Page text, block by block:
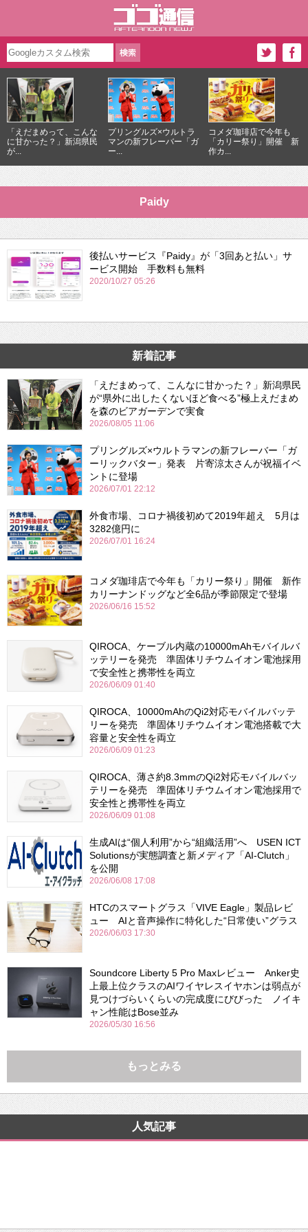
「えだまめって、こんな
に甘かった？」新潟県民
が...
プリングルズ×ウルトラ
マンの新フレーバー「ガ
ー...
コメダ珈琲店で今年も
「カリー祭り」開催 新
作カ...
Paidy
後払いサービス『Paidy』が「3回あと払い」サ
ービス開始 手数料も無料
2020/10/27 05:26
新着記事
「えだまめって、こんなに甘かった？」新潟県民
が“県外に出したくないほど食べる”極上えだまめ
を森のビアガーデンで実食
2026/08/05 11:06
プリングルズ×ウルトラマンの新フレーバー「ガ
ーリックバター」発表 片寄涼太さんが祝福イベ
ントに登場
2026/07/01 22:12
外食市場、コロナ禍後初めて2019年超え 5月は
3282億円に
2026/07/01 16:24
コメダ珈琲店で今年も「カリー祭り」開催 新作
カリーナンドッグなど全6品が季節限定で登場
2026/06/16 15:52
QIROCA、ケーブル内蔵の10000mAhモバイルバ
ッテリーを発売 準固体リチウムイオン電池採用
で安全性と携帯性を両立
2026/06/09 01:40
QIROCA、10000mAhのQi2対応モバイルバッテ
リーを発売 準固体リチウムイオン電池搭載で大
容量と安全性を両立
2026/06/09 01:23
QIROCA、薄さ約8.3mmのQi2対応モバイルバッ
テリーを発売 準固体リチウムイオン電池採用で
安全性と携帯性を両立
2026/06/09 01:08
生成AIは“個人利用”から“組織活用”へ USEN ICT
Solutionsが実態調査と新メディア「AI-Clutch」
を公開
2026/06/08 17:08
HTCのスマートグラス「VIVE Eagle」製品レビ
ュー AIと音声操作に特化した“日常使い”グラス
2026/06/03 17:30
Soundcore Liberty 5 Pro Maxレビュー Anker史
上最上位クラスのAIワイヤレスイヤホンは弱点が
見つけづらいくらいの完成度にびびった ノイキ
ャン性能はBose並み
2026/05/30 16:56
もっとみる
人気記事